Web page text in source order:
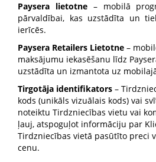
Paysera lietotne– mobilā
pārvaldībai, kas uzstādīta un
ierīcēs.
Paysera Retailers Lietotne –
maksājumu iekasēšanu līdz
uzstādīta un izmantota uz
Tirgotāja identifikators –
kods (unikāls vizuālais kods) vai
noteiktu Tirdzniecības vietu vai
ļauj, atspoguļot informāciju par
Tirdzniecības vietā pasūtīto preci
cenu.